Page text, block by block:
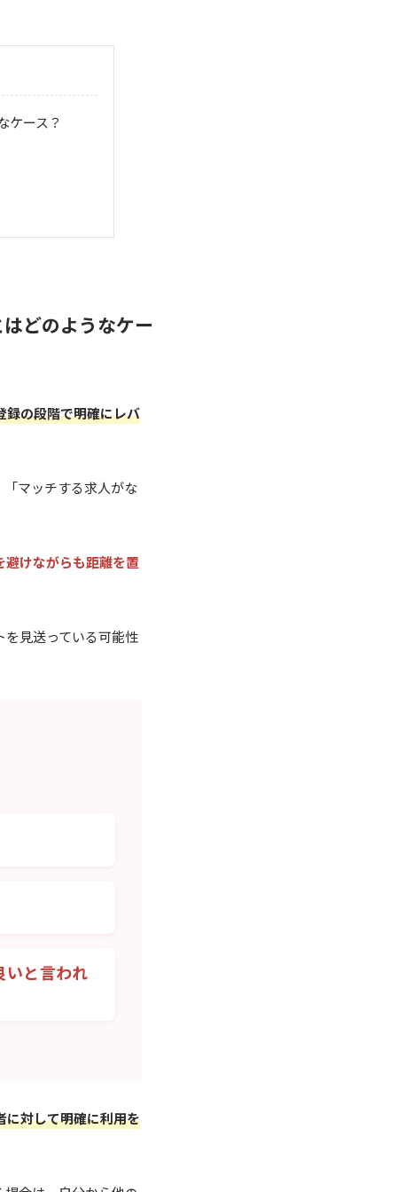
ケース？
どのようなケー
録の段階で明確にレバ
「マッチする求人がな
けながらも距離を置
見送っている可能性
と言われ
に対して明確に利用を